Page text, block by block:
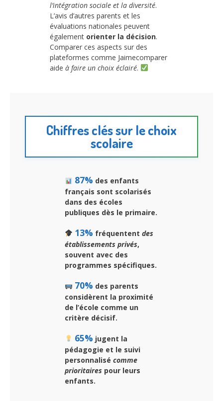
l’intégration sociale et la diversité.
L’avis d’autres parents et les
évaluations nationales peuvent
également orienter la décision.
Comparer ces aspects sur des
plateformes comme Jaimecomparer
aide à faire un choix éclairé.
Chiffres clés sur le choix
scolaire
87% des enfants
français sont scolarisés
dans des écoles
publiques dès le primaire.
13% fréquentent des
établissements privés,
souvent avec des
programmes spécifiques.
70% des parents
considèrent la proximité
de l’école comme un
critère décisif.
65% jugent la
pédagogie et le suivi
personnalisé comme
prioritaires pour leurs
enfants.